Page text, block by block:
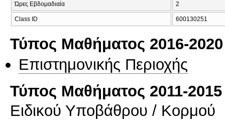
Ώρες Εβδομαδιαία 2
Class ID 600130251
Τύπος Μαθήματος 2016-2020
Επιστημονικής Περιοχής
Τύπος Μαθήματος 2011-2015
Ειδικού Υποβάθρου / Κορμού